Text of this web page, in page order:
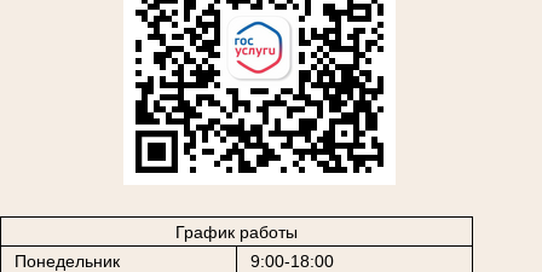
График работы
Понедельник
9:00-18:00